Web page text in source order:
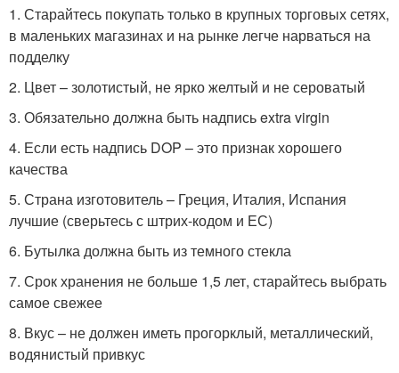
1. Старайтесь покупать только в крупных торговых сетях,
в маленьких магазинах и на рынке легче нарваться на
подделку
2. Цвет – золотистый, не ярко желтый и не сероватый
3. Обязательно должна быть надпись extra virgin
4. Если есть надпись DOP – это признак хорошего
качества
5. Страна изготовитель – Греция, Италия, Испания
лучшие (сверьтесь с штрих-кодом и ЕС)
6. Бутылка должна быть из темного стекла
7. Срок хранения не больше 1,5 лет, старайтесь выбрать
самое свежее
8. Вкус – не должен иметь прогорклый, металлический,
водянистый привкус